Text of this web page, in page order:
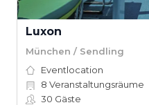
Luxon
München / Sendling
Eventlocation
8 Veranstaltungsräume
30 Gäste